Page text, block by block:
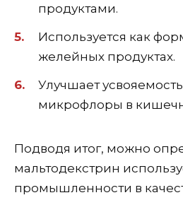
продуктами.
Используется как
желейных продуктах.
Улучшает
микрофлоры в
Подводя итог, можно
мальтодекстрин
промышленности в